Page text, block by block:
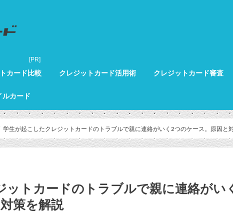
カード比較
ド詳細
クレジットカード活用術 クレジットカード審査
ルカード
ードランキング
学生が起こしたクレジットカードのトラブルで親に連絡がいく2つのケース。原因と
ットカードのトラブルで親に連絡がい
策を解説